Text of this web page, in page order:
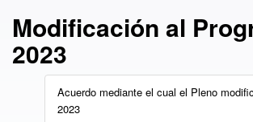
Modificación al
2023
Acuerdo mediante el cual el Pleno
2023